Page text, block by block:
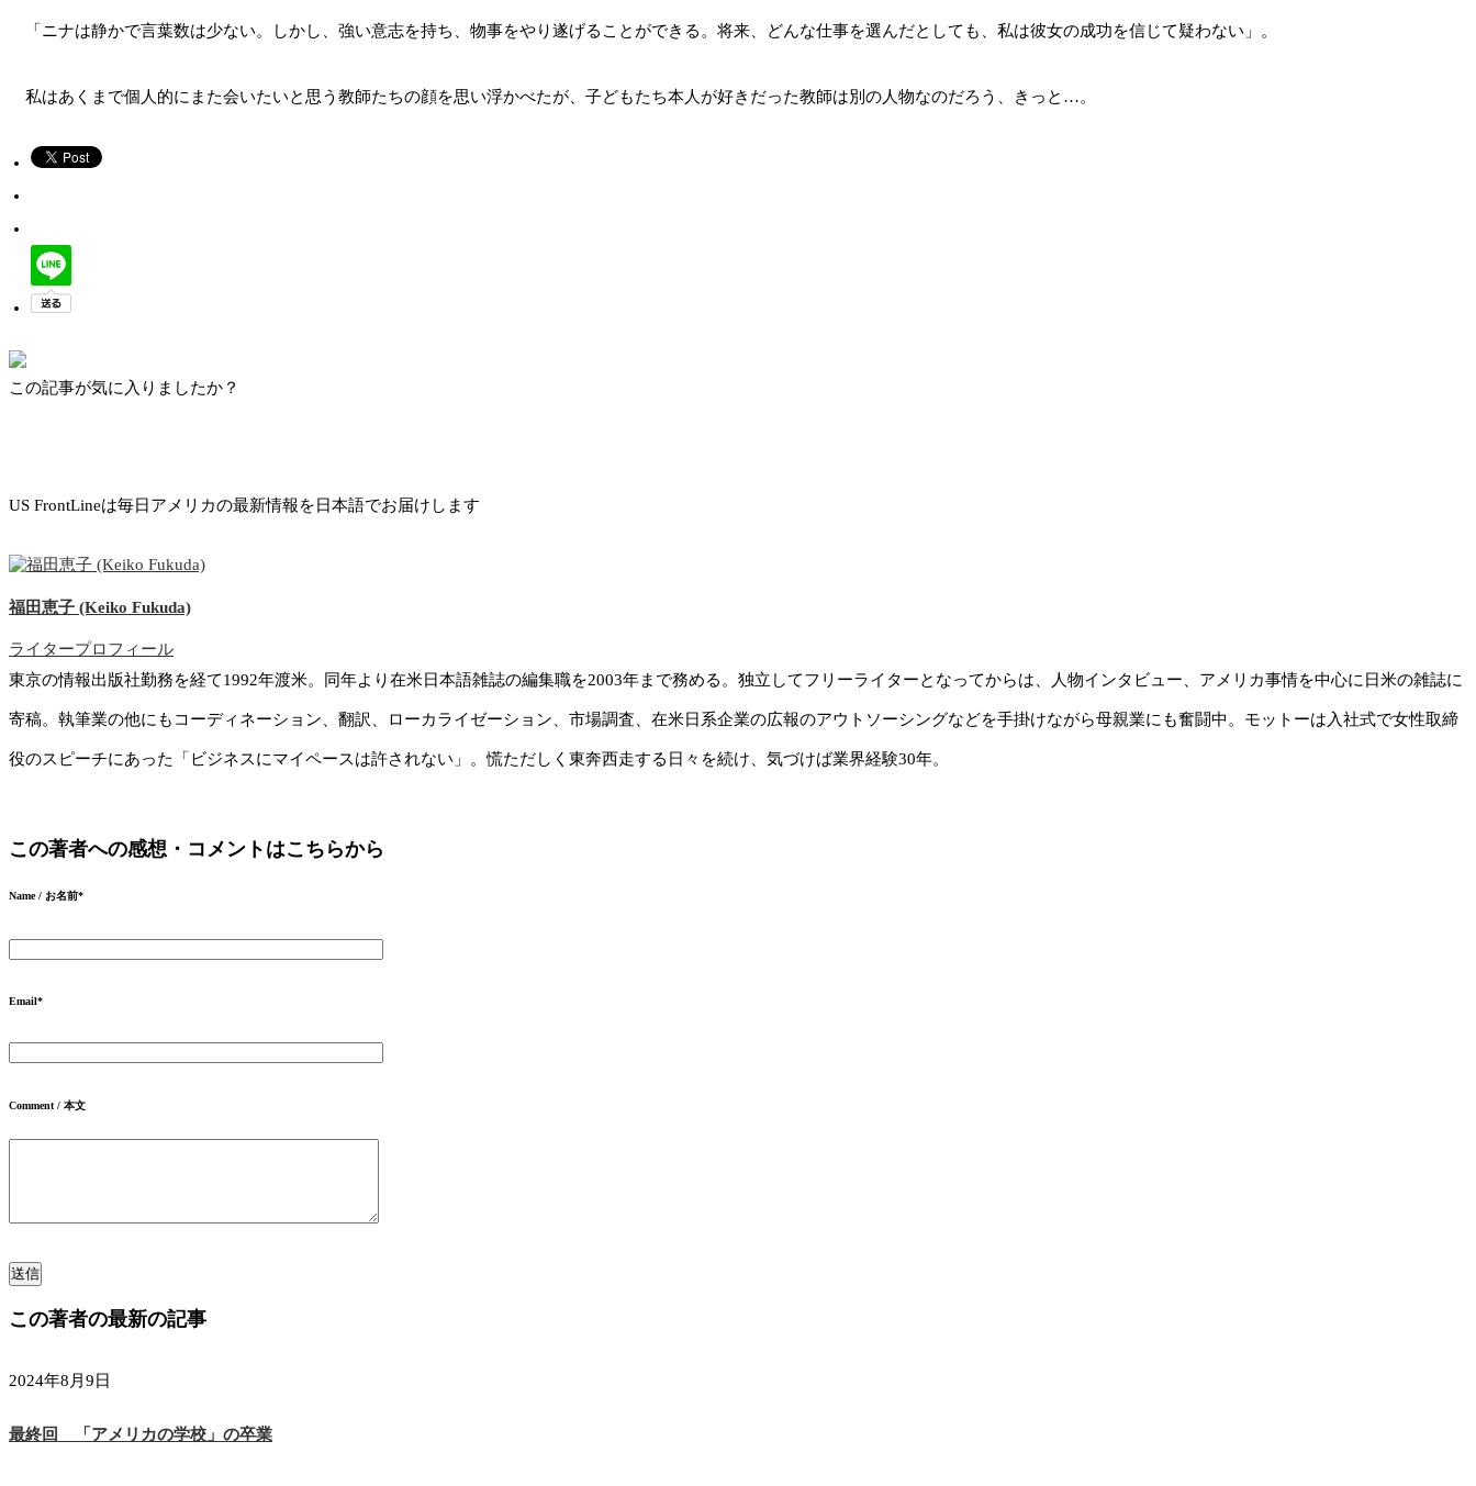
「ニナは静かで言葉数は少ない。しかし、強い意志を持ち、物事をやり遂げることができる。将来、どんな仕事を選んだとしても、私は彼女の成功を信じて疑わない」。
私はあくまで個人的にまた会いたいと思う教師たちの顔を思い浮かべたが、子どもたち本人が好きだった教師は別の人物なのだろう、きっと…。
この記事が気に入りましたか？
US FrontLineは毎日アメリカの最新情報を日本語でお届けします
福田恵子 (Keiko Fukuda)
ライタープロフィール
東京の情報出版社勤務を経て1992年渡米。同年より在米日本語雑誌の編集職を2003年まで務める。独立してフリーライターとなってからは、人物インタビュー、アメリカ事情を中心に日米の雑誌に
寄稿。執筆業の他にもコーディネーション、翻訳、ローカライゼーション、市場調査、在米日系企業の広報のアウトソーシングなどを手掛けながら母親業にも奮闘中。モットーは入社式で女性取締
役のスピーチにあった「ビジネスにマイペースは許されない」。慌ただしく東奔西走する日々を続け、気づけば業界経験30年。
この著者への感想・コメントはこちらから
Name / お名前*
Email*
Comment / 本文
この著者の最新の記事
2024年8月9日
最終回 「アメリカの学校」の卒業